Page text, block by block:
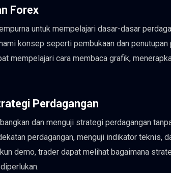
Forex
untuk mempelajari dasar-dasar
konsep seperti pembukaan dan
mempelajari cara membaca grafik,
Perdagangan
dan menguji strategi perdagangan
perdagangan, menguji indikator teknis,
demo, trader dapat melihat bagaimana